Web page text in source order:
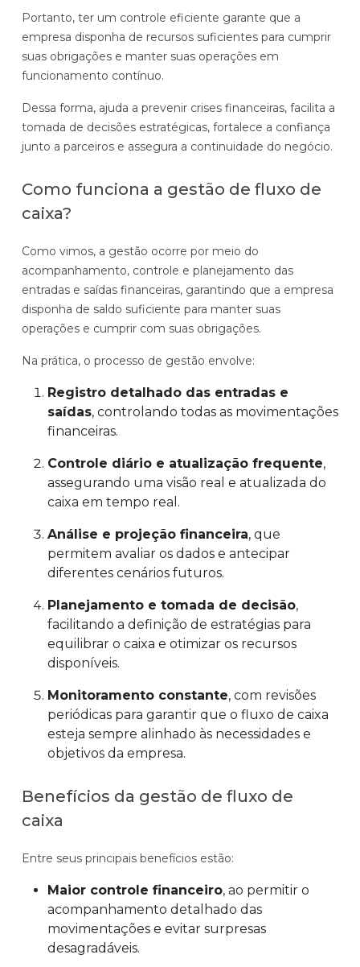
Portanto, ter um controle eficiente garante que a
empresa disponha de recursos suficientes para cumprir
suas obrigações e manter suas operações em
funcionamento contínuo.
Dessa forma, ajuda a prevenir crises financeiras, facilita a
tomada de decisões estratégicas, fortalece a confiança
junto a parceiros e assegura a continuidade do negócio.
Como funciona a gestão de fluxo de
caixa?
Como vimos, a gestão ocorre por meio do
acompanhamento, controle e planejamento das
entradas e saídas financeiras, garantindo que a empresa
disponha de saldo suficiente para manter suas
operações e cumprir com suas obrigações.
Na prática, o processo de gestão envolve:
Registro detalhado das entradas e
saídas, controlando todas as movimentações
financeiras.
Controle diário e atualização frequente,
assegurando uma visão real e atualizada do
caixa em tempo real.
Análise e projeção financeira, que
permitem avaliar os dados e antecipar
diferentes cenários futuros.
Planejamento e tomada de decisão,
facilitando a definição de estratégias para
equilibrar o caixa e otimizar os recursos
disponíveis.
Monitoramento constante, com revisões
periódicas para garantir que o fluxo de caixa
esteja sempre alinhado às necessidades e
objetivos da empresa.
Benefícios da gestão de fluxo de
caixa
Entre seus principais benefícios estão:
Maior controle financeiro, ao permitir o
acompanhamento detalhado das
movimentações e evitar surpresas
desagradáveis.